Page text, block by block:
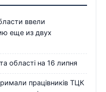
ввели
еще из двух
області на 16 липня
працівників ТЦК